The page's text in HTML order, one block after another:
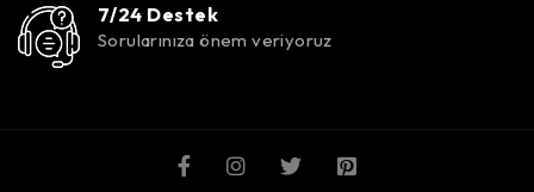
7/24 Destek
Sorularınıza önem veriyoruz